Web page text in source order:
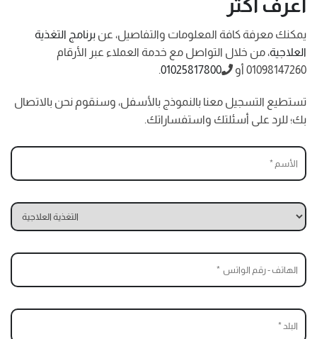
اعرف أكثر
يمكنك معرفة كافة المعلومات والتفاصيل، عن برنامج التغذية
العلاجية، من خلال التواصل مع خدمة العملاء عبر الأرقام
01098147260 أو
01025817800
.
تستطيع التسجيل معنا بالنموذج بالأسفل، وسنقوم نحن بالاتصال
بك؛ للرد على أسئلتك واستفساراتك.